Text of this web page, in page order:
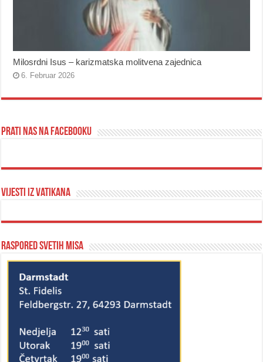
Milosrdni Isus – karizmatska molitvena zajednica
6. Februar 2026
Prati nas na Facebooku
Vijesti iz Vatikana
Raspored svetih misa